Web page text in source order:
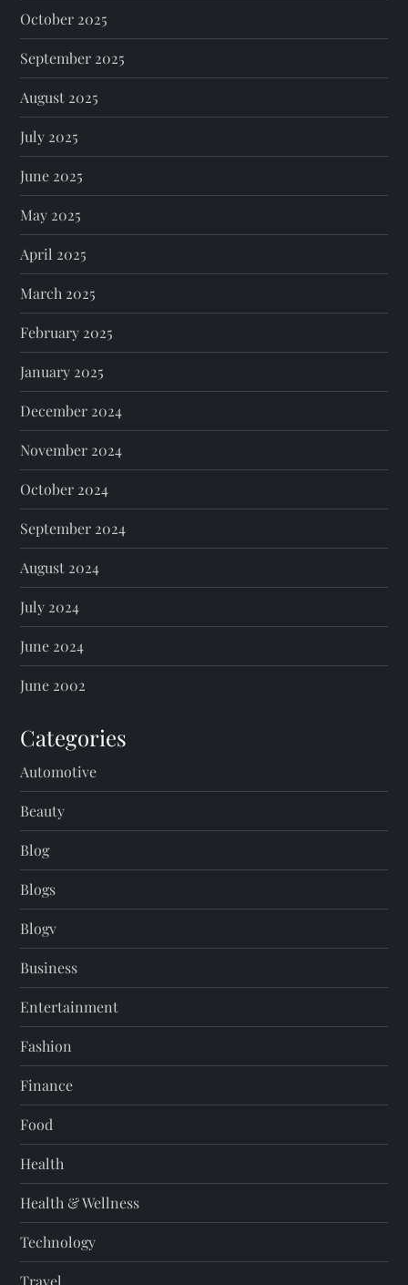
October 2025
September 2025
August 2025
July 2025
June 2025
May 2025
April 2025
March 2025
February 2025
January 2025
December 2024
November 2024
October 2024
September 2024
August 2024
July 2024
June 2024
June 2002
Categories
Automotive
Beauty
Blog
Blogs
Blogv
Business
Entertainment
Fashion
Finance
Food
Health
Health & Wellness
Technology
Travel